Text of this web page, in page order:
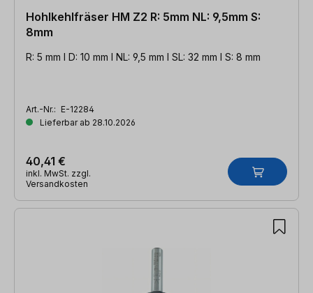
Hohlkehlfräser HM Z2 R: 5mm NL: 9,5mm S:
8mm
R: 5 mm l D: 10 mm l NL: 9,5 mm l SL: 32 mm l S: 8 mm
Art.-Nr.: E-12284
Lieferbar ab 28.10.2026
40,41 €
inkl. MwSt. zzgl.
Versandkosten